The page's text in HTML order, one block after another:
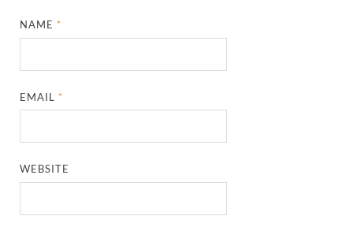
NAME *
EMAIL *
WEBSITE